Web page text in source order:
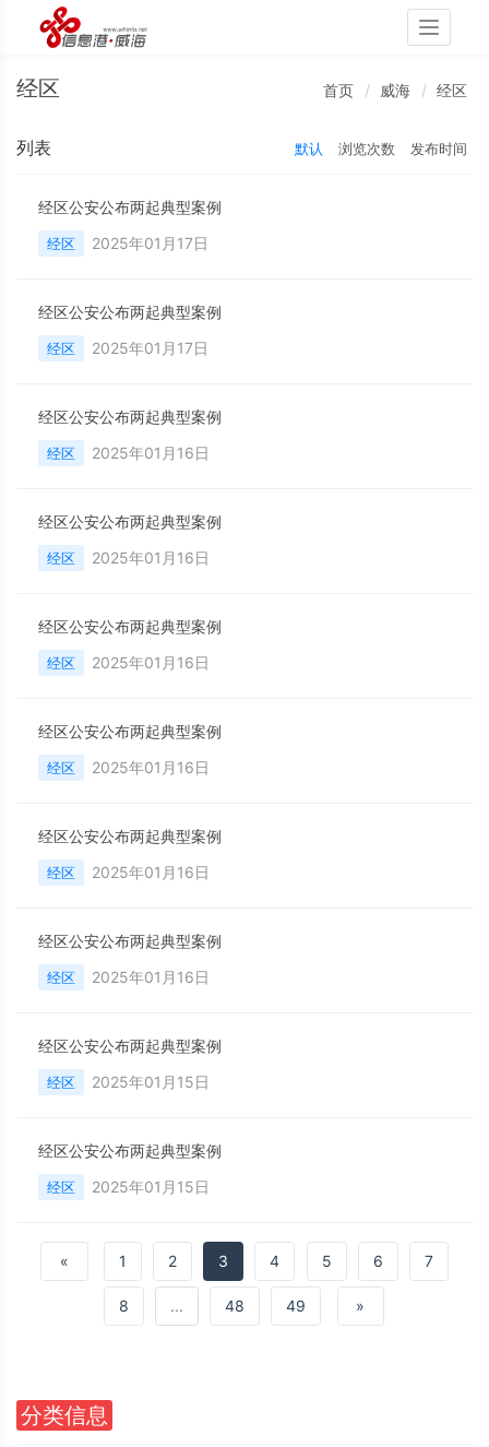
Toggle
经区 首页 威海 经区
列表 默认 浏览次数 发布时间
经区公安公布两起典型案例
经区 2025年01月17日
经区公安公布两起典型案例
经区 2025年01月17日
经区公安公布两起典型案例
经区 2025年01月16日
经区公安公布两起典型案例
经区 2025年01月16日
经区公安公布两起典型案例
经区 2025年01月16日
经区公安公布两起典型案例
经区 2025年01月16日
经区公安公布两起典型案例
经区 2025年01月16日
经区公安公布两起典型案例
经区 2025年01月16日
经区公安公布两起典型案例
经区 2025年01月15日
经区公安公布两起典型案例
经区 2025年01月15日
« 1 2 3 4 5 6 7
8 ... 48 49 »
分类信息